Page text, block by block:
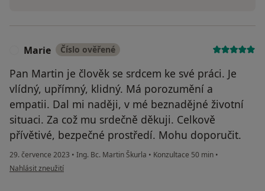
Marie Číslo ověřené
Pan Martin je člověk se srdcem ke své práci. Je
vlídný, upřímný, klidný. Má porozumění a
empatii. Dal mi naději, v mé beznadějné životní
situaci. Za což mu srdečně děkuji. Celkově
přívětivé, bezpečné prostředí. Mohu doporučit.
29. července 2023 • Ing. Bc. Martin Škurla • Konzultace 50 min •
podle názoru uživatele Marie
Nahlásit zneužití